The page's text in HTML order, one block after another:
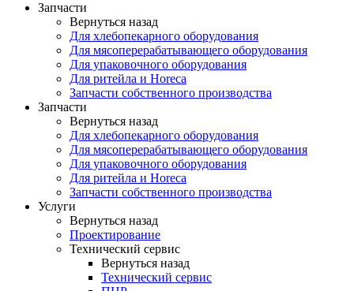
Запчасти
Вернуться назад
Для хлебопекарного оборудования
Для мясоперерабатывающего оборудования
Для упаковочного оборудования
Для ритейла и Horeca
Запчасти собственного производства
Запчасти
Вернуться назад
Для хлебопекарного оборудования
Для мясоперерабатывающего оборудования
Для упаковочного оборудования
Для ритейла и Horeca
Запчасти собственного производства
Услуги
Вернуться назад
Проектирование
Технический сервис
Вернуться назад
Технический сервис